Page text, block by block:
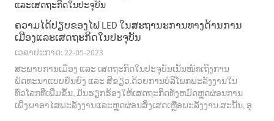
ຄວາມໄດ້ປຽບຂອງໄຟ LED ໃນສະຖານະການທາງດ້ານການ
ເມືອງແລະເສດຖະກິດໃນປະຈຸບັນ
ເວລາປະກາດ: 22-05-2023
ສະພາບ​ການ​ເມືອງ ​ແລະ ​ເສດຖະກິດ​ໃນ​ປະຈຸ​ບັນ​ເນັ້ນ​ໜັກ​ເຖິງ​ການ​
ພັດທະນາ​ແບບ​ຍືນ​ຍົງ ​ແລະ ສີຂຽວ.ດ້ວຍການບໍລິໂພກພະລັງງານໃນ
ທົ່ວໂລກທີ່ເພີ່ມຂຶ້ນ, ມັນຮຽກຮ້ອງໃຫ້ເສດຖະກິດທັງຫມົດຫຼຸດຜ່ອນການ
ເພິ່ງພາອາໄສພະລັງງານແລະຫຼຸດຜ່ອນສິ່ງເສດເຫຼືອພະລັງງານ.ສະ​ນັ້ນ, ອຸ​